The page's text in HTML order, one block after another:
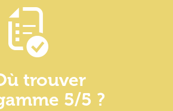
trouver
5/5 ?